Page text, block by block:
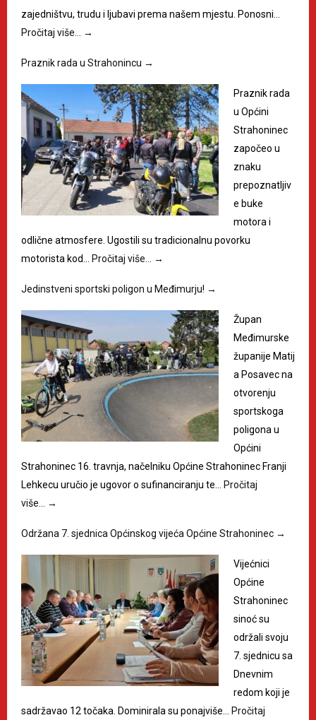
zajedništvu, trudu i ljubavi prema našem mjestu. Ponosni…
Pročitaj više…
→
Praznik rada u Strahonincu →
Praznik rada
u Općini
Strahoninec
započeo u
znaku
prepoznatljiv
e buke
motora i
odlične atmosfere. Ugostili su tradicionalnu povorku
motorista kod…
Pročitaj više… →
Jedinstveni sportski poligon u Međimurju! →
Župan
Međimurske
županije Matij
a Posavec na
otvorenju
sportskoga
poligona u
Općini
Strahoninec 16. travnja, načelniku Općine Strahoninec Franji
Lehkecu uručio je ugovor o sufinanciranju te…
Pročitaj
više…
→
Održana 7. sjednica Općinskog vijeća Općine Strahoninec →
Vijećnici
Općine
Strahoninec
sinoć su
održali svoju
7. sjednicu sa
Dnevnim
redom koji je
sadržavao 12 točaka. Dominirala su ponajviše…
Pročitaj